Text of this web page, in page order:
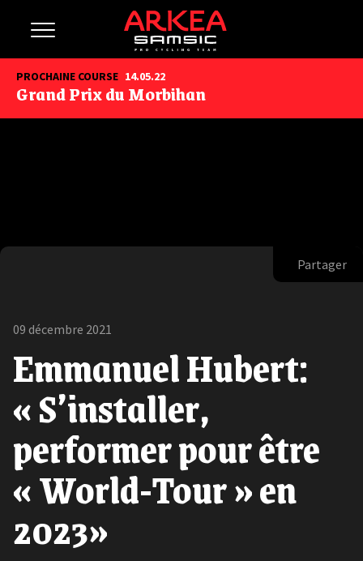
PROCHAINE COURSE 14.05.22
Grand Prix du Morbihan
Partager
09 décembre 2021
Emmanuel Hubert:
« S’installer,
performer pour être
« World-Tour » en
2023»